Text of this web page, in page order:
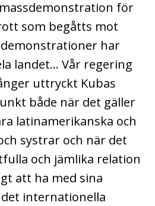
för
som begåtts mot
demonstrationer har
landet… Vår regering
uttryckt Kubas
både när det gäller
latinamerikanska och
systrar och när det
och jämlika relation
att ha med sina
internationella